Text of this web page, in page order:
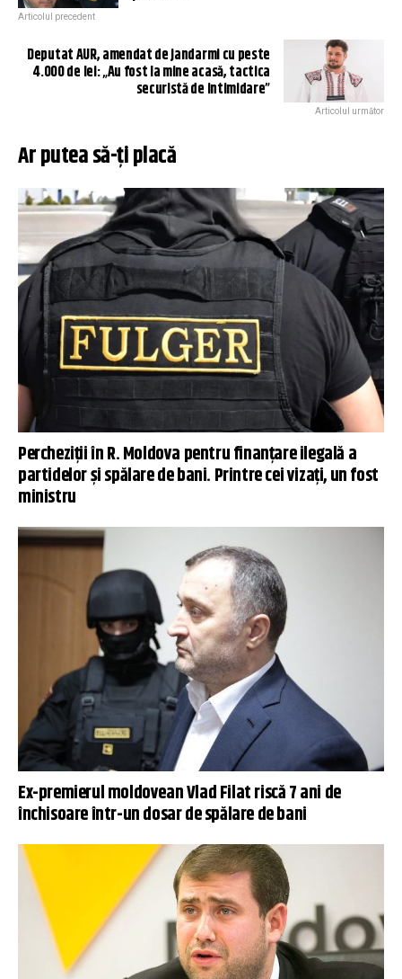
Articolul precedent
Deputat AUR, amendat de jandarmi cu peste
4.000 de lei: „Au fost la mine acasă, tactica
securistă de intimidare”
Articolul următor
Ar putea să-ți placă
Percheziții în R. Moldova pentru finanțare ilegală a
partidelor și spălare de bani. Printre cei vizați, un fost
ministru
Ex-premierul moldovean Vlad Filat riscă 7 ani de
închisoare într-un dosar de spălare de bani